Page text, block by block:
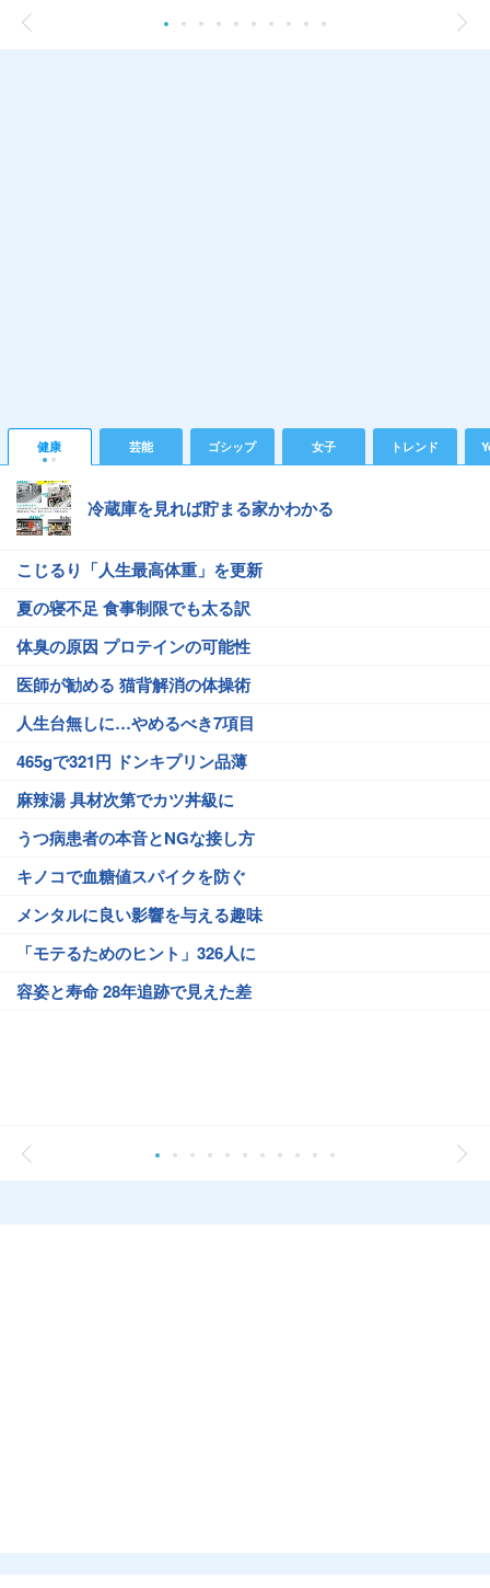
健康 芸能 ゴシップ 女子 トレンド
冷蔵庫を見れば貯まる家かわかる
こじるり「人生最高体重」を更新
夏の寝不足 食事制限でも太る訳
体臭の原因 プロテインの可能性
医師が勧める 猫背解消の体操術
人生台無しに…やめるべき7項目
465gで321円 ドンキプリン品薄
麻辣湯 具材次第でカツ丼級に
うつ病患者の本音とNGな接し方
キノコで血糖値スパイクを防ぐ
メンタルに良い影響を与える趣味
「モテるためのヒント」326人に
容姿と寿命 28年追跡で見えた差